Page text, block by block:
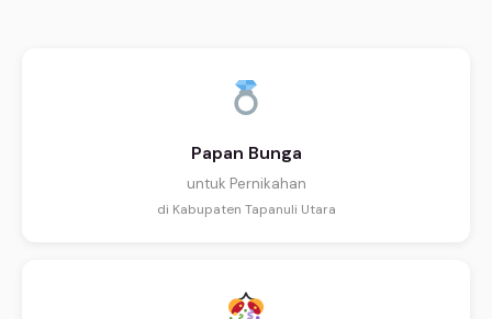
Papan Bunga
untuk Pernikahan
di Kabupaten Tapanuli Utara